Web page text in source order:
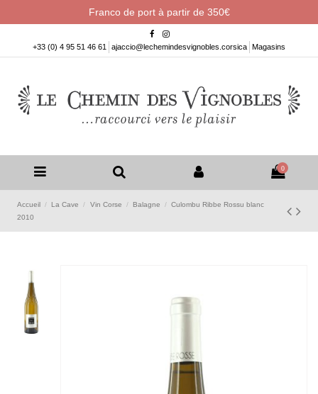
Franco de port à partir de 350€
+33 (0) 4 95 51 46 61 ajaccio@lechemindesvignobles.corsica Magasins
0
Accueil La Cave Vin Corse Balagne
Culombu Ribbe Rossu blanc
2010